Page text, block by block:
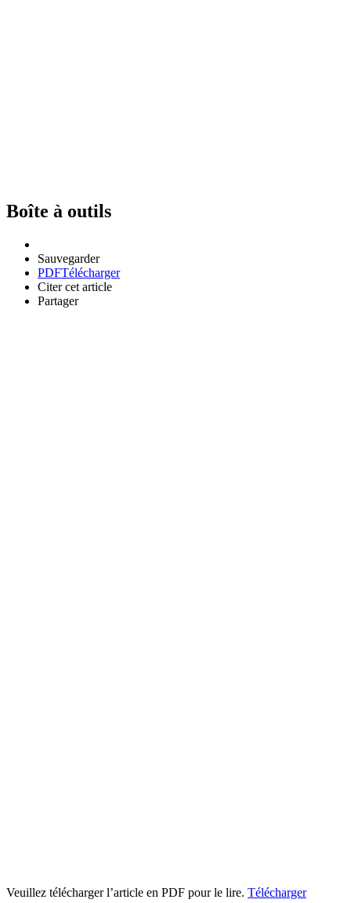
Boîte à outils
Sauvegarder
PDFTélécharger
Citer cet article
Partager
Veuillez télécharger l’article en PDF pour le lire. Télécharger